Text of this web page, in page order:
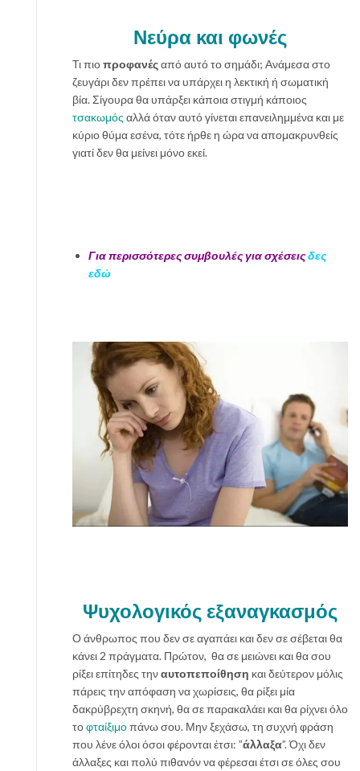
Νεύρα και φωνές
Τι πιοπροφανέςαπό αυτό το σημάδι; Ανάμεσα στο
ζευγάρι δεν πρέπει να υπάρχει η λεκτική ή σωματική
βία. Σίγουρα θα υπάρξει κάποια στιγμή κάποιος
τσακωμός αλλά όταν αυτό γίνεται επανειλημμένα και με
κύριο θύμα εσένα, τότε ήρθε η ώρα να απομακρυνθείς
γιατί δεν θα μείνει μόνο εκεί.
Για περισσότερες συμβουλές για σχέσειςδες
εδώ
Ψυχολογικός εξαναγκασμός
Ο άνθρωπος που δεν σε αγαπάει και δεν σε σέβεται θα
κάνει 2 πράγματα. Πρώτον, θα σε μειώνει και θα σου
ρίξει επίτηδες τηναυτοπεποίθηση και δεύτερον μόλις
πάρεις την απόφαση να χωρίσεις, θα ρίξει μία
δακρύβρεχτη σκηνή, θα σε παρακαλάει και θα ρίχνει όλο
τοφταίξιμοπάνω σου. Μην ξεχάσω, τη συχνή φράση
που λένε όλοι όσοι φέρονται έτσι: ”άλλαξα”. Όχι δεν
άλλαξες και πολύ πιθανόν να φέρεσαι έτσι σε όλες σου